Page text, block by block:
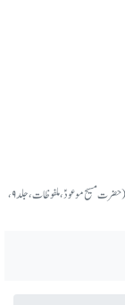
(حضرت مسیح موعودؑ، ملفوظات، جلد۹،